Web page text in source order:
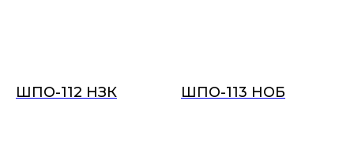
ШПО-112 НЗК ШПО-113 НОБ